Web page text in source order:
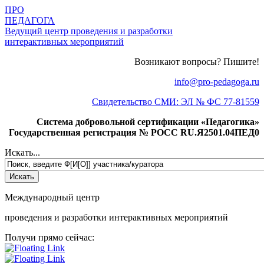
ПРО
ПЕДАГОГА
Ведущий центр проведения и разработки
интерактивных мероприятий
Возникают вопросы? Пишите!
info@pro-pedagoga.ru
Свидетельство СМИ: ЭЛ № ФС 77-81559
Система добровольной сертификации «Педагогика»
Государственная регистрация № РОСС RU.Я2501.04ПЕД0
Искать...
Международный центр
проведения и разработки интерактивных мероприятий
Получи прямо сейчас: